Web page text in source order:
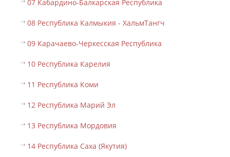
07 Кабардино-Балкарская Республика
08 Республика Калмыкия - ХальмТангч
09 Карачаево-Черкесская Республика
10 Республика Карелия
11 Республика Коми
12 Республика Марий Эл
13 Республика Мордовия
14 Республика Саха (Якутия)